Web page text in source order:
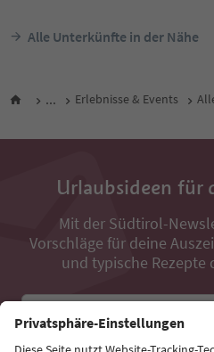
Alle Unterkünfte in der Nähe
... Erlebnisse & Events
Urlaubsideen für
Mit der Südtirol-
Vorschläge für deine
und typische Rezepte
E-Mail Adresse